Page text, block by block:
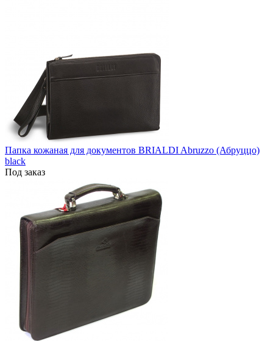
Папка кожаная для документов BRIALDI Abruzzo (Абруццо)
black
Под заказ